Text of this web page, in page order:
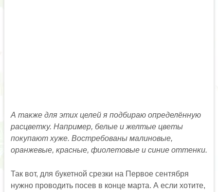
А также для этих целей я подбираю определённую
расцветку. Например, белые и желтые цветы
покупают хуже. Востребованы малиновые,
оранжевые, красные, фиолетовые и синие оттенки.
Так вот, для букетной срезки на Первое сентября
нужно проводить посев в конце марта. А если хотите,